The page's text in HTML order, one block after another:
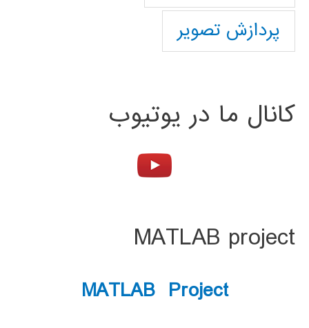
پردازش تصویر
کانال ما در یوتیوب
MATLAB project
MATLAB Project